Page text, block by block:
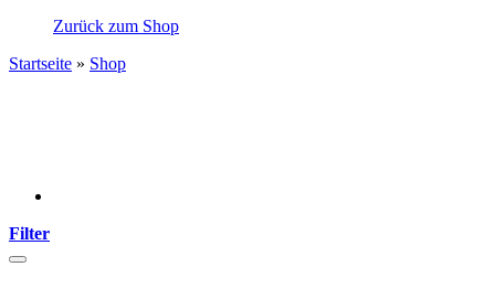
Zurück zum Shop
Startseite » Shop
Filter